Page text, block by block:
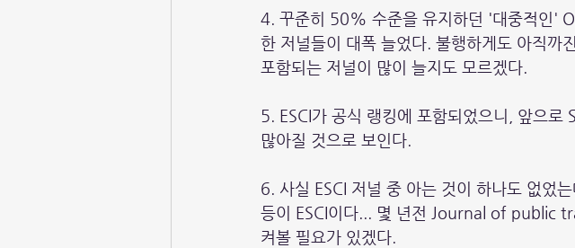
4. 꾸준히 50% 수준을 유지하던 '대중적인'
한 저널들이 대폭 늘었다. 불행하게도 아직까
포함되는 저널이 많이 늘지도 모르겠다.
5. ESCI가 공식 랭킹에 포함되었으니, 앞으로
많아질 것으로 보인다.
6. 사실 ESCI 저널 중 아는 것이 하나도 없
등이 ESCI이다... 몇 년전 Journal of public
켜볼 필요가 있겠다.